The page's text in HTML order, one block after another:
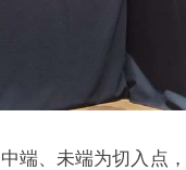
、未端为切入点